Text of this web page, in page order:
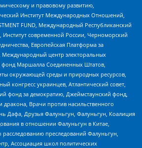
и правовому развитию,
Институт Международных Отношений,
FUND, Международный Республиканский
Институт современной России, Черноморский
Европейская Платформа за
центр электоральных
фонд Маршалла Соединенных Штатов,
окружающей среды и природных ресурсов,
конгресс украинцев, Атлантический совет,
фонд за демократию, Джеймстаунский фонд,
Врачи против насильственного
Дафа, Друзья Фалуньгун, Фалуньгун, Коалиция
в отношении Фалуньгун в Китае,
преследований Фалуньгун,
Ассоциация школ политических